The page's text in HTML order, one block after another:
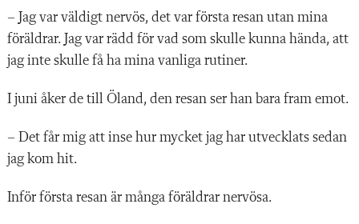
– Jag var väldigt nervös, det var första resan utan mina
föräldrar. Jag var rädd för vad som skulle kunna hända, att
jag inte skulle få ha mina vanliga rutiner.
I juni åker de till Öland, den resan ser han bara fram emot.
– Det får mig att inse hur mycket jag har utvecklats sedan
jag kom hit.
Inför första resan är många föräldrar nervösa.